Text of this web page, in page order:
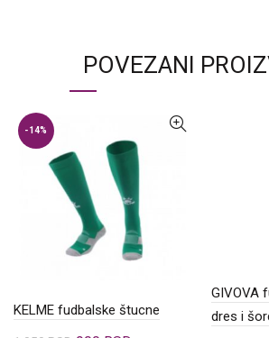
POVEZANI
-14%
KELME fudbalske štucne
GIVOVA
dres i